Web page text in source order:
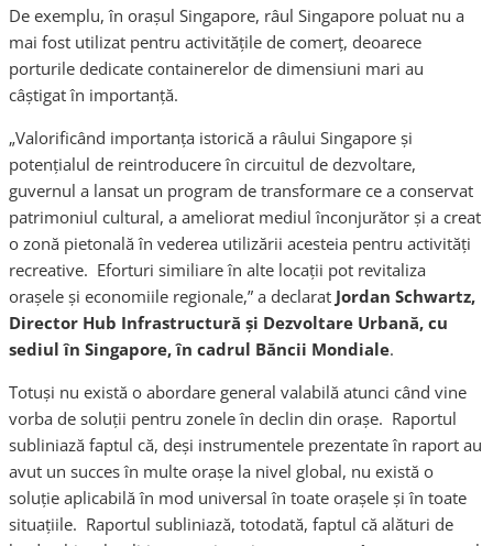
De exemplu, în orașul Singapore, râul Singapore poluat nu a
mai fost utilizat pentru activităţile de comerț, deoarece
porturile dedicate containerelor de dimensiuni mari au
câştigat în importanţă.
„Valorificând importanţa istorică a râului Singapore și
potențialul de reintroducere în circuitul de dezvoltare,
guvernul a lansat un program de transformare ce a conservat
patrimoniul cultural, a ameliorat mediul înconjurător şi a creat
o zonă pietonală în vederea utilizării acesteia pentru activităţi
recreative. Eforturi similiare în alte locaţii pot revitaliza
oraşele şi economiile regionale,” a declarat Jordan Schwartz,
Director Hub Infrastructură şi Dezvoltare Urbană, cu
sediul în Singapore, în cadrul Băncii Mondiale.
Totuşi nu există o abordare general valabilă atunci când vine
vorba de soluţii pentru zonele în declin din oraşe. Raportul
subliniază faptul că, deşi instrumentele prezentate în raport au
avut un succes în multe orașe la nivel global, nu există o
soluţie aplicabilă în mod universal în toate orașele şi în toate
situațiile. Raportul subliniază, totodată, faptul că alături de